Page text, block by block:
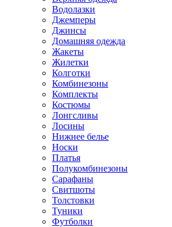
Водолазки
Джемперы
Джинсы
Домашняя одежда
Жакеты
Жилетки
Колготки
Комбинезоны
Комплекты
Костюмы
Лонгсливы
Лосины
Нижнее белье
Носки
Платья
Полукомбинезоны
Сарафаны
Свитшоты
Толстовки
Туники
Футболки